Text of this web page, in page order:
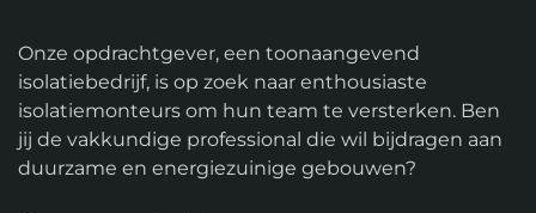
Onze opdrachtgever, een toonaangevend
isolatiebedrijf, is op zoek naar enthousiaste
isolatiemonteurs om hun team te versterken. Ben
jij de vakkundige professional die wil bijdragen aan
duurzame en energiezuinige gebouwen?